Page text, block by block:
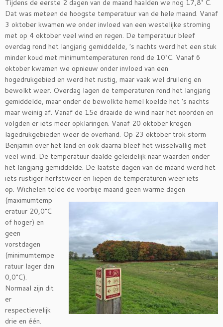
Tijdens de eerste 2 dagen van de maand haalden we nog 17,8° C.
Dat was meteen de hoogste temperatuur van de hele maand. Vanaf
3 oktober kwamen we onder invloed van een westelijke stroming
met op 4 oktober veel wind en regen. De temperatuur bleef
overdag rond het langjarig gemiddelde, ’s nachts werd het een stuk
minder koud met minimumtemperaturen rond de 10°C. Vanaf 6
oktober kwamen we opnieuw onder invloed van een
hogedrukgebied en werd het rustig, maar vaak wel druilerig en
bewolkt weer. Overdag lagen de temperaturen rond het langjarig
gemiddelde, maar onder de bewolkte hemel koelde het ’s nachts
maar weinig af. Vanaf de 15e draaide de wind naar het noorden en
volgden er iets meer opklaringen. Vanaf 20 oktober kregen
lagedrukgebieden weer de overhand. Op 23 oktober trok storm
Benjamin over het land en ook daarna bleef het wisselvallig met
veel wind. De temperatuur daalde geleidelijk naar waarden onder
het langjarig gemiddelde. De laatste dagen van de maand werd het
iets rustiger herfstweer en liepen de temperaturen weer iets
op. Wichelen telde de voorbije maand geen warme dagen
(maximumtemp
eratuur 20,0°C
of hoger) en
geen
vorstdagen
(minimumtempe
ratuur lager dan
0,0°C).
Normaal zijn dit
er
respectievelijk
drie en één.